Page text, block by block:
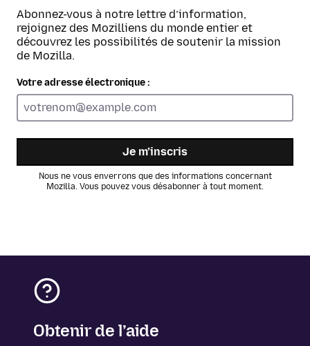
Abonnez-vous à notre lettre d’information,
rejoignez des Mozilliens du monde entier et
découvrez les possibilités de soutenir la mission
de Mozilla.
Votre adresse électronique :
Je m’inscris
Nous ne vous enverrons que des informations concernant
Mozilla. Vous pouvez vous désabonner à tout moment.
Obtenir de l’aide